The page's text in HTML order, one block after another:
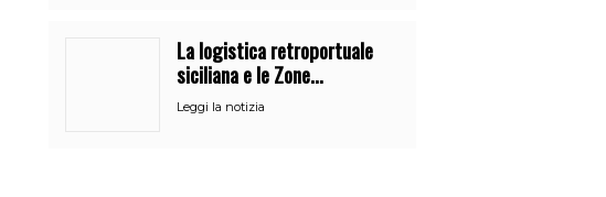
La logistica retroportuale
siciliana e le Zone
Economiche Speciali
Leggi la notizia